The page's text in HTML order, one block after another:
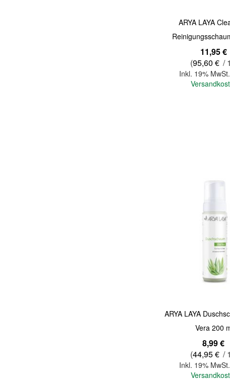
ARYA LAYA
11,95 €
(95,60 € /
Inkl. 19% MwSt.
ARYA LAYA
Vera 200
8,99 €
(44,95 € /
Inkl. 19% MwSt.